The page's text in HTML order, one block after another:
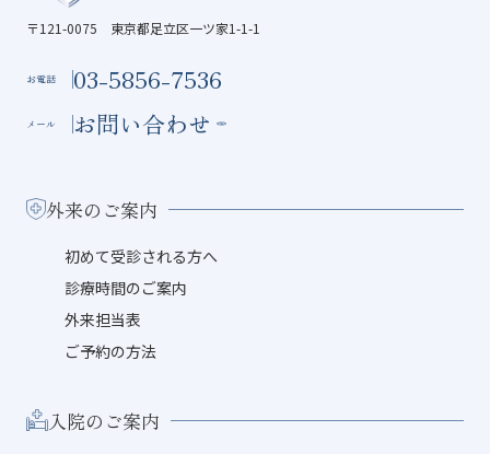
〒121-0075 東京都足立区一ツ家1-1-1
お電話 03-5856-7536
メール お問い合わせ
外来のご案内
初めて受診される方へ
診療時間のご案内
外来担当表
ご予約の方法
入院のご案内